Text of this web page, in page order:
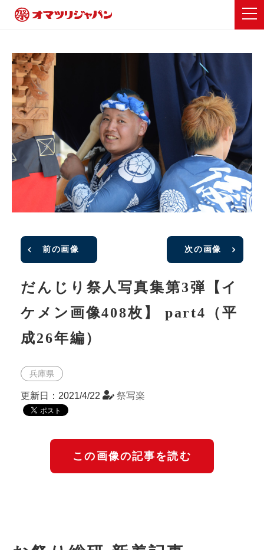
前の画像 次の画像
だんじり祭人写真集第3弾【イ
ケメン画像408枚】 part4（平
成26年編）
兵庫県
更新日：2021/4/22 祭写楽
この画像の記事を読む